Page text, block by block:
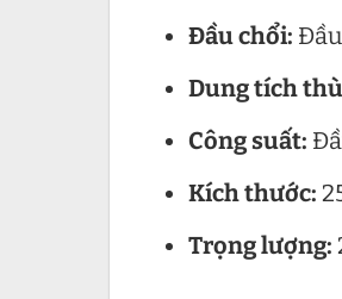
Đầu chổi:
Dung tích
Công suất:
Kích thước:
Trọng lượng: